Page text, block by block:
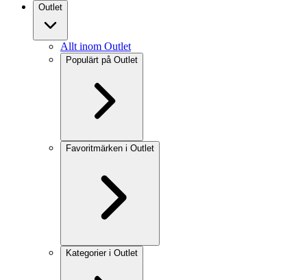
Outlet
Allt inom Outlet
Populärt på Outlet
Favoritmärken i Outlet
Kategorier i Outlet